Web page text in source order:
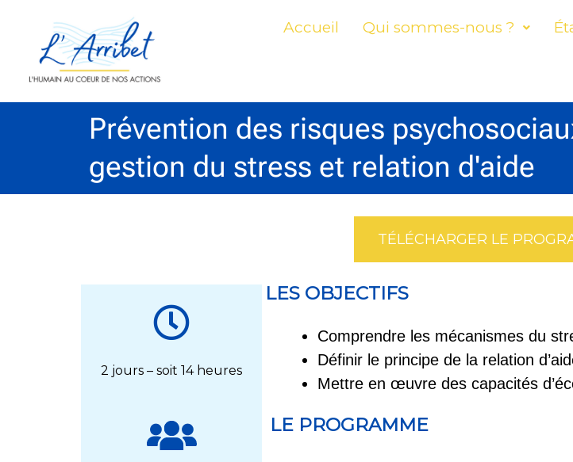
contenu
Accueil Qui sommes-nous ?
Prévention des risques
gestion du stress et relation d'aide
TÉLÉCHARGER LE
2 jours – soit 14 heures
LES OBJECTIFS
Comprendre les mécanismes du
Définir le principe de la relation
Mettre en œuvre des capacités
LE PROGRAMME